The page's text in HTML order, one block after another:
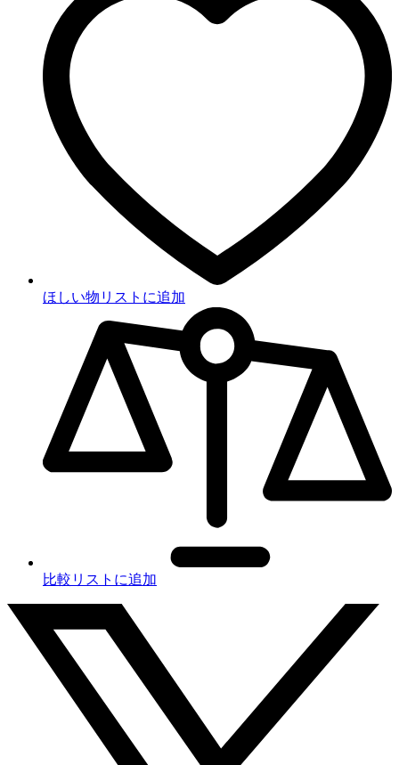
ほしい物リストに追加
比較リストに追加